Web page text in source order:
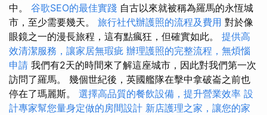
中。 谷歌SEO的最佳實踐 自古以來就被稱為羅馬的永恆城
市，至少需要幾天。 旅行社代辦護照的流程及費用 對於像
眼鏡之一的漫長旅程，這有點瘋狂，但確實如此。 提供高
效清潔服務，讓家居無瑕疵 辦理護照的完整流程，無煩惱
申請 我們有2天的時間來了解這座城市，因此對我們第一次
訪問了羅馬。 幾個世紀後，英國艦隊在擊中拿破崙之前也
停在了瑪麗斯。 選擇高品質的餐飲設備，提升營業效率 設
計專家幫您量身定做的房間設計 新店護理之家，讓您的家